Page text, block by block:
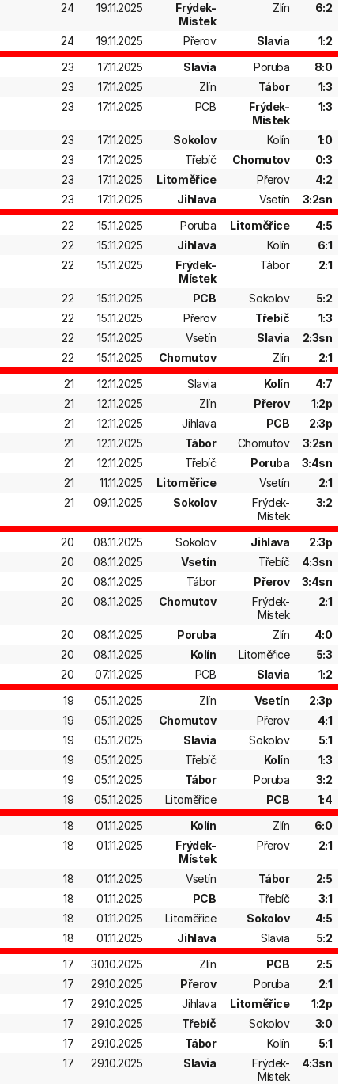
24
19.11.2025
Frýdek-
Místek
Zlín 6:2
24 19.11.2025 Přerov Slavia
1:2
23
17.11.2025 Slavia Poruba
8:0
23
17.11.2025 Zlín Tábor
1:3
23
17.11.2025 PCB
Frýdek-
Místek
1:3
23 17.11.2025 Sokolov Kolín
1:0
23
17.11.2025 Třebíč Chomutov
0:3
23
17.11.2025 Litoměřice Přerov
4:2
23
17.11.2025 Jihlava Vsetín
3:2sn
22
15.11.2025 Poruba Litoměřice
4:5
22
15.11.2025 Jihlava Kolín
6:1
22
15.11.2025
Frýdek-
Místek
Tábor 2:1
22 15.11.2025 PCB Sokolov
5:2
22
15.11.2025 Přerov Třebíč
1:3
22
15.11.2025 Vsetín Slavia
2:3sn
22
15.11.2025 Chomutov Zlín
2:1
21
12.11.2025 Slavia Kolín
4:7
21
12.11.2025 Zlín Přerov
1:2p
21
12.11.2025 Jihlava PCB
2:3p
21
12.11.2025 Tábor Chomutov
3:2sn
21
12.11.2025 Třebíč Poruba
3:4sn
21
11.11.2025 Litoměřice Vsetín
2:1
21
09.11.2025 Sokolov
Frýdek-
Místek
3:2
20 08.11.2025 Sokolov Jihlava
2:3p
20
08.11.2025 Vsetín Třebíč
4:3sn
20
08.11.2025 Tábor Přerov
3:4sn
20
08.11.2025 Chomutov
Frýdek-
Místek
2:1
20 08.11.2025 Poruba Zlín
4:0
20
08.11.2025 Kolín Litoměřice
5:3
20
07.11.2025 PCB Slavia
1:2
19
05.11.2025 Zlín Vsetín
2:3p
19
05.11.2025 Chomutov Přerov
4:1
19
05.11.2025 Slavia Sokolov
5:1
19
05.11.2025 Třebíč Kolín
1:3
19
05.11.2025 Tábor Poruba
3:2
19
05.11.2025 Litoměřice PCB
1:4
18
01.11.2025 Kolín Zlín
6:0
18
01.11.2025
Frýdek-
Místek
Přerov 2:1
18 01.11.2025 Vsetín Tábor
2:5
18
01.11.2025 PCB Třebíč
3:1
18
01.11.2025 Litoměřice Sokolov
4:5
18
01.11.2025 Jihlava Slavia
5:2
17
30.10.2025 Zlín PCB
2:5
17
29.10.2025 Přerov Poruba
2:1
17
29.10.2025 Jihlava Litoměřice
1:2p
17
29.10.2025 Třebíč Sokolov
3:0
17
29.10.2025 Tábor Kolín
5:1
17
29.10.2025 Slavia
Frýdek-
Místek
4:3sn